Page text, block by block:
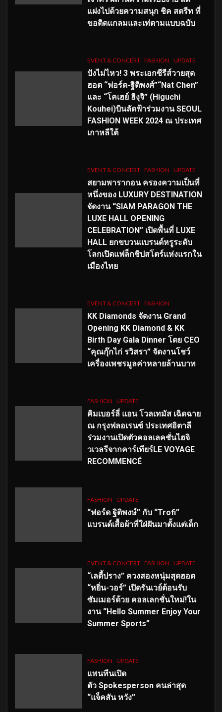
แฝงไปด้วยความสนุก ชิค สตรีท ที่
ขอติดแกลมและเท่ตามแบบฉบับ
EVENT & CONCERT FASHION UPDATE
ปังไม่ไหว! 3 พระเอกซีรีส์วายสุด
ฮอต “ฟอร์ด-ฐิติพงศ์”“Nat Chen”
และ “โคเฮย์ ฮิงุจิ” (Higuchi
Kouhei)บินลัดฟ้าร่วมงาน SEOUL
FASHION WEEK 2024 ณ ประเทศ
เกาหลีใต้
EVENT & CONCERT FASHION UPDATE
สยามพารากอน ครองความเป็นที่
หนึ่งของ LUXURY DESTINATION
จัดงาน “SIAM PARAGON THE
LUXE HALL OPENING
CELEBRATION” เปิดพื้นที่ LUXE
HALL ยกขบวนแบรนด์หรูระดับ
โลกเปิดแฟล็กชิปสโตร์แห่งแรกใน
เมืองไทย
EVENT & CONCERT FASHION
KK Diamonds จัดงาน Grand
Opening KK Diamond & KK
Birth Day Gala Dinner โดย CEO
“คุณกุ๊กไก่ รวิสรา” จัดงานโชว์
เครื่องเพชรมูลค่าหลายล้านบาท
FASHION UPDATE
คิมเบอร์ลี่ แอน โวลเทมัส เฉิดฉาย
ณ กรุงฟลอเรนซ์ ประเทศอิตาลี
ร่วมงานเปิดตัวคอลเลคชั่นไฮจิ
วเวลรีจากคาร์เทียร์LE VOYAGE
RECOMMENCÉ
FASHION UPDATE
“ฟอร์ด ฐิติพงษ์” กับ “Trofi”
แบรนด์เสื้อผ้าที่ใฝ่ฝันมาตั้งแต่เด็ก
EVENT & CONCERT FASHION UPDATE
“เลดี้ปราง” ควงสองหนุ่มสุดฮอต
“หยิ่น-วอร์” เปิดรันเวย์ต้อนรับ
ซัมเมอร์ด้วย คอลเลกชั่นใหม่!ใน
งาน “Hello Summer Enjoy Your
Summer Sports”
FASHION UPDATE
แพนทีนเปิด
ตัว Spokesperson คนล่าสุด
“แจ็คสัน หวัง”